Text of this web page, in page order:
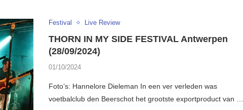
Festival Live Review
THORN IN MY SIDE FESTIVAL Antwerpen
(28/09/2024)
01/10/2024
Foto’s: Hannelore Dieleman In een ver verleden was
voetbalclub den Beerschot het grootste exportproduct van …